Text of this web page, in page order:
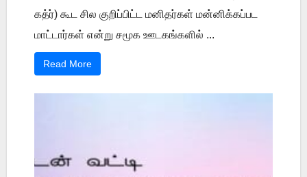
கத்ர்) கூட சில குறிப்பிட்ட மனிதர்கள் மன்னிக்கப்பட
மாட்டார்கள் என்று சமூக ஊடகங்களில் ...
Read More